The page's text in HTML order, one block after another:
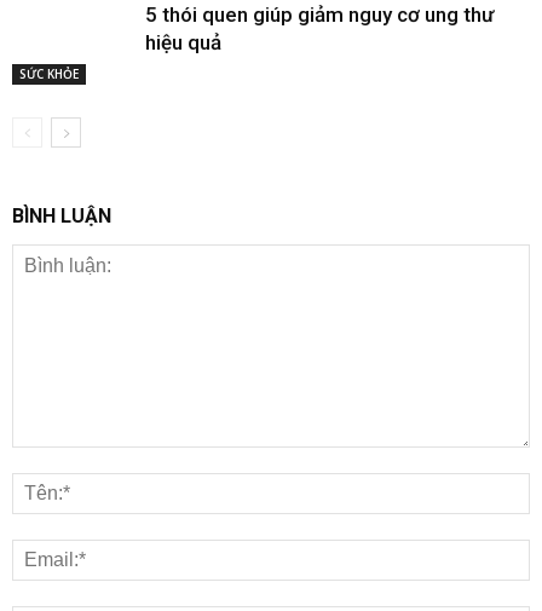
SỨC KHỎE
5 thói quen giúp giảm nguy cơ ung thư
hiệu quả
BÌNH LUẬN